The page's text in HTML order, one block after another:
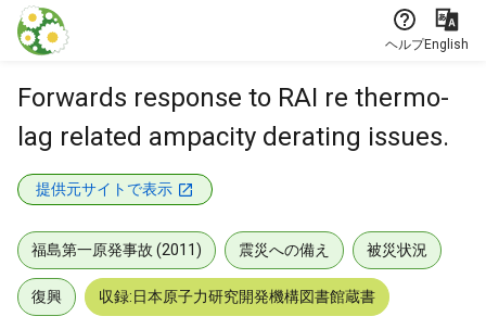
本文に飛ぶ
ヘルプEnglish
Forwards response to RAI re thermo-
lag related ampacity derating issues.
提供元サイトで表示
福島第一原発事故 (2011) 震災への備え 被災状況
復興 収録:日本原子力研究開発機構図書館蔵書